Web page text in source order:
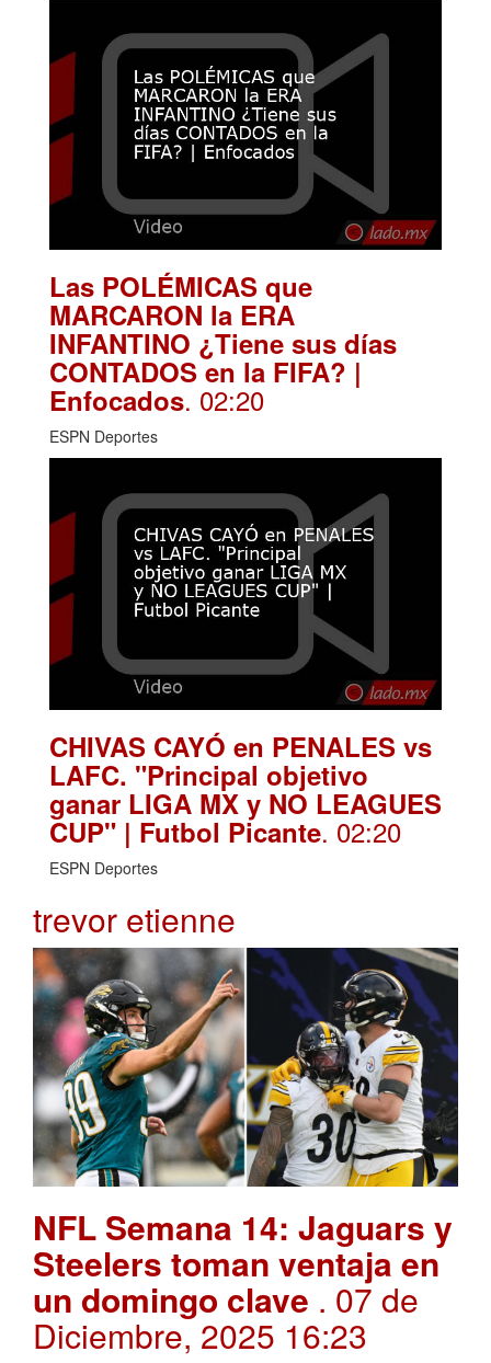
Las POLÉMICAS que
MARCARON la ERA
INFANTINO ¿Tiene sus días
CONTADOS en la FIFA? |
Enfocados. 02:20
ESPN Deportes
CHIVAS CAYÓ en PENALES vs
LAFC. "Principal objetivo
ganar LIGA MX y NO LEAGUES
CUP" | Futbol Picante. 02:20
ESPN Deportes
trevor etienne
NFL Semana 14: Jaguars y
Steelers toman ventaja en
un domingo clave . 07 de
Diciembre, 2025 16:23